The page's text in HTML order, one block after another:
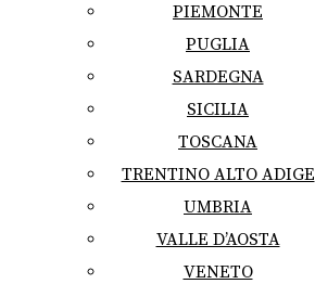
PIEMONTE
PUGLIA
SARDEGNA
SICILIA
TOSCANA
TRENTINO ALTO ADIGE
UMBRIA
VALLE D’AOSTA
VENETO